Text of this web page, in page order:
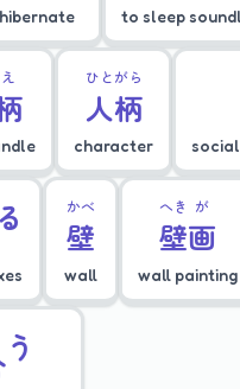
to sleep
え
人
ひと
柄
がら
character
壁
かべ
wall
壁
へき
画
が
wall painting
う